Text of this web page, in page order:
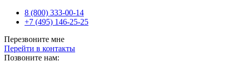
8 (800) 333-00-14
+7 (495) 146-25-25
Перезвоните мне
Перейти в контакты
Позвоните нам: